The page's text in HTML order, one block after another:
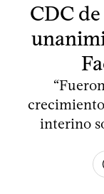
CDC
interino